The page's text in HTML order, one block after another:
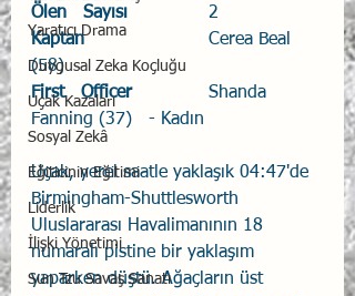
Yaratıcı Drama
Duygusal Zeka Koçluğu
Uçak Kazaları
Sosyal Zekâ
Eğiticinin Eğitimi
Liderlik
İlişki Yönetimi
Sun Tzu Savaş Sanatı
Ölen   Sayısı
		2
Kaptan
			Cerea Beal
(58)
First   Officer
		Shanda
Fanning (37)   - Kadın
Uçak, yerel saatle yaklaşık 04:47'de
Birmingham-Shuttlesworth
Uluslararası Havalimanının 18
numaralı pistine bir yaklaşım
yaparken düştü. Ağaçların üst